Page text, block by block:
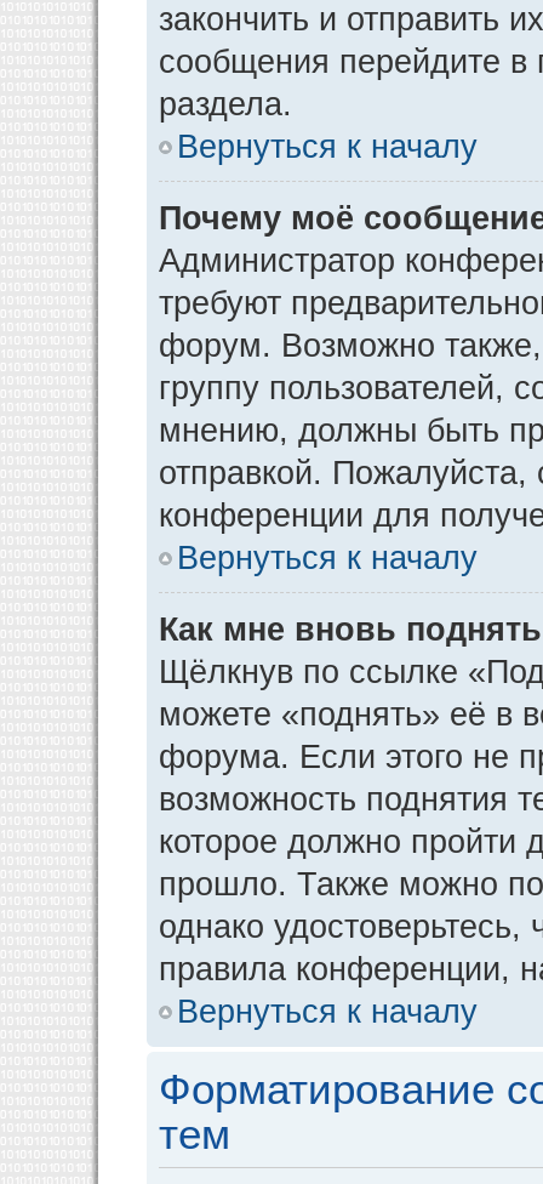
закончить и отправить
сообщения перейдите в
раздела.
Вернуться к началу
Почему моё
Администратор
требуют
форум. Возможно
группу пользователей,
мнению, должны быть
отправкой.
конференции для
Вернуться к началу
Как мне вновь
Щёлкнув по ссылке
можете «поднять» её в
форума. Если этого не
возможность поднятия
которое должно пройти
прошло. Также можно
однако
правила конференции,
Вернуться к началу
Форматирование
тем